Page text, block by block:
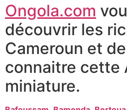
Ongola.com
découvrir les
Cameroun et
connaitre cette
miniature.